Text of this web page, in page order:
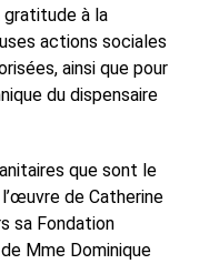
gratitude à la
actions sociales
ainsi que pour
du dispensaire
que sont le
de Catherine
sa Fondation
Mme Dominique